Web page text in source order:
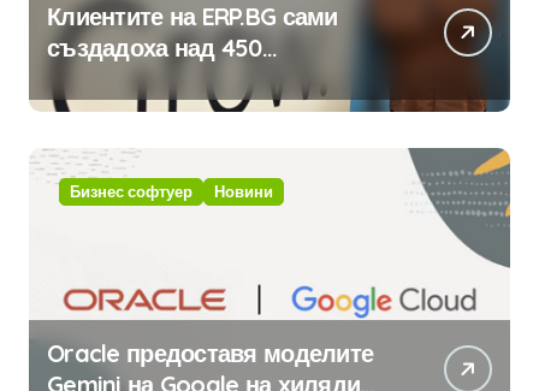
Клиентите на ERP.BG сами
създадоха над 450
приложения за ERP системата
с помощта на вградения в нея
изкуствен интелект
Бизнес софтуер Новини
Oracle предоставя моделите
Gemini на Google на хиляди